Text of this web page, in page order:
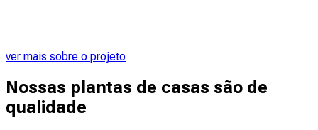
ver mais sobre o projeto
Nossas plantas de casas são de
qualidade